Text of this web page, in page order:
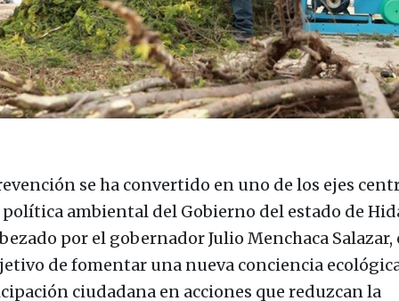
se ha convertido en uno de los ejes
política ambiental del Gobierno del estado de
por el gobernador Julio Menchaca Salazar,
de fomentar una nueva conciencia
ciudadana en acciones que reduzcan la